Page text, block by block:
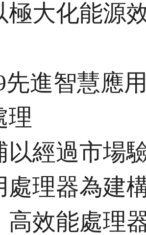
極大化能源
進智慧應
理
以經過市場
處理器為建
高效能處理